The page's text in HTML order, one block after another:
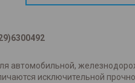
автомобильной,
исключительной